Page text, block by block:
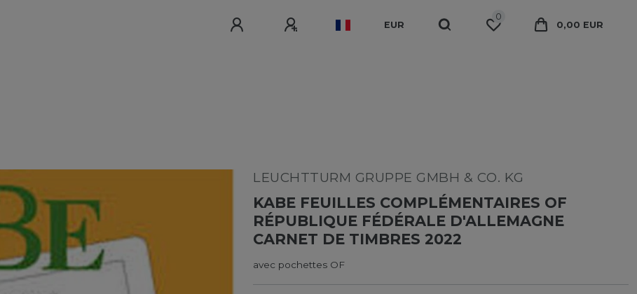
EUR
0
0,00 EUR
LEUCHTTURM GRUPPE GMBH & CO. KG
KABE FEUILLES COMPLÉMENTAIRES OF
RÉPUBLIQUE FÉDÉRALE D'ALLEMAGNE
CARNET DE TIMBRES 2022
avec pochettes OF